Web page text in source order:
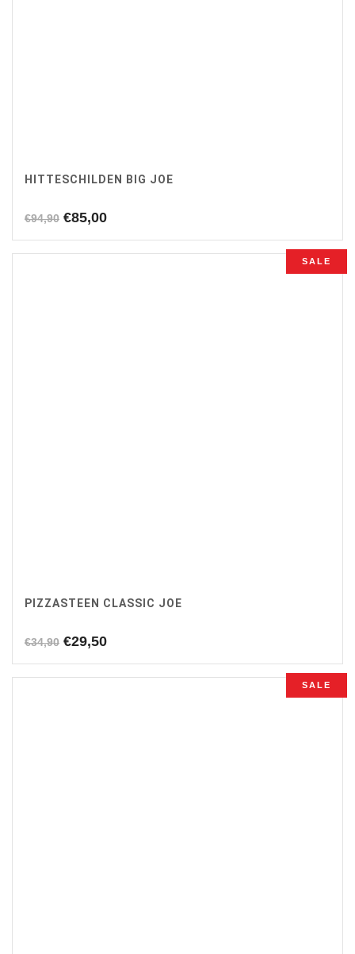
HITTESCHILDEN BIG JOE
€94,90 Oorspronkelijke
was:
€85,00Huidige
is:
SALE
PIZZASTEEN CLASSIC JOE
€34,90 Oorspronkelijke
was:
€29,50Huidige
is:
SALE